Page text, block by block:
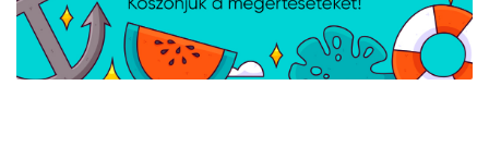
Ethernet LAN (RJ-
45) portok